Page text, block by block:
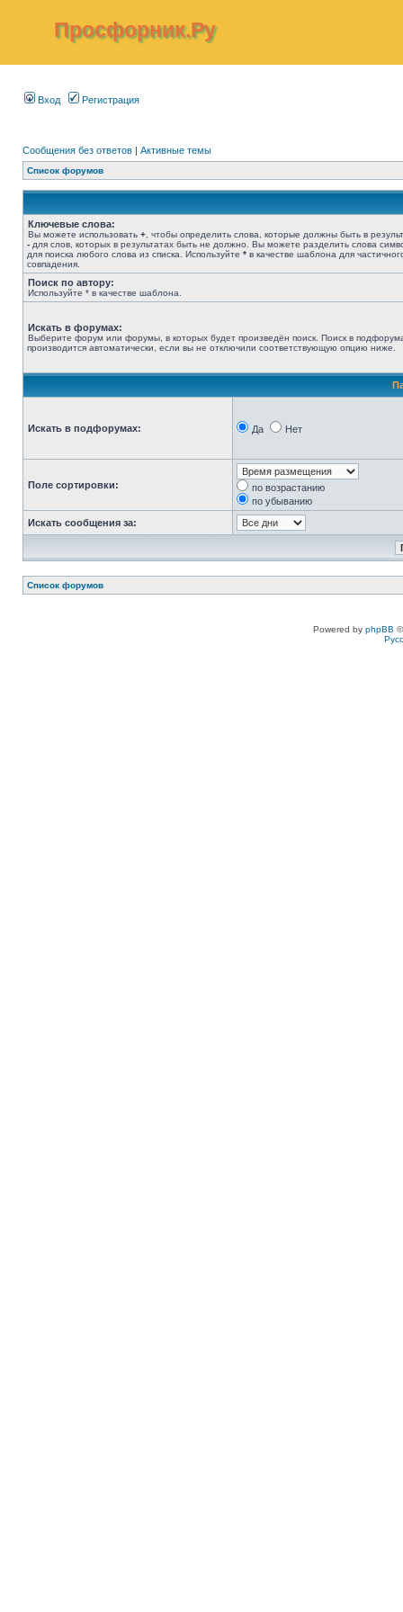
Просфорник.Ру
Вход Регистрация
Сообщения без ответов | Активные темы
Список форумов
Ключевые слова:
Вы можете использовать + , чтобы определить слова, которые должны быть в
- для слов, которых в результатах быть не должно. Вы можете разделить слова
для поиска любого слова из списка. Используйте * в качестве шаблона для
совпадения.
Поиск по автору:
Используйте * в качестве шаблона.
Искать в форумах:
Выберите форум или форумы, в которых будет произведён поиск. Поиск в
производится автоматически, если вы не отключили соответствующую опцию ниже.
Искать в подфорумах: Да Нет
Поле сортировки:
по возрастанию
по убыванию
Искать сообщения за:
Список форумов
Powered by phpBB